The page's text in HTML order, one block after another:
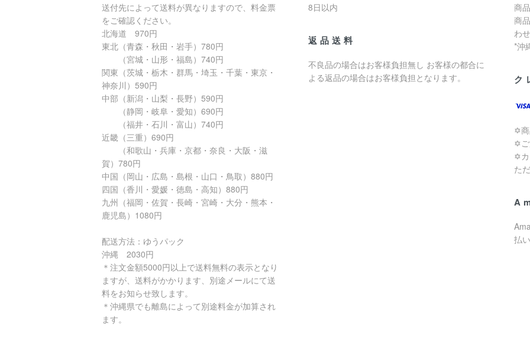
送付先によって送料が異なりますので、料金票
をご確認ください。
北海道 970円
東北（青森・秋田・岩手）780円
（宮城・山形・福島）740円
関東（茨城・栃木・群馬・埼玉・千葉・東京・
神奈川）590円
中部（新潟・山梨・長野）590円
（静岡・岐阜・愛知）690円
（福井・石川・富山）740円
近畿（三重）690円
（和歌山・兵庫・京都・奈良・大阪・滋
賀）780円
中国（岡山・広島・島根・山口・鳥取）880円
四国（香川・愛媛・徳島・高知）880円
九州（福岡・佐賀・長崎・宮崎・大分・熊本・
鹿児島）1080円
配送方法：ゆうパック
沖縄 2030円
＊注文金額5000円以上で送料無料の表示となり
ますが、送料がかかります、別途メールにて送
料をお知らせ致します。
＊沖縄県でも離島によって別途料金が加算され
ます。
8日以内
返品送料
不良品の場合はお客様負担無し お客様の都合に
よる返品の場合はお客様負担となります。
商
商
わ
*沖
ク
✡商
✡ご
✡カ
た
払